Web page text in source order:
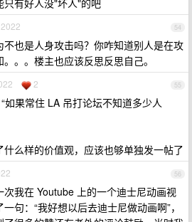
有好人没"坏人"的吧
54
也是人身攻击吗？你咋知道别人是在攻
。。楼主也应该反思反思自己。
55
2
如果常住 LA 吊打论坛不知道多少人
么样的价值观，应该也够单独发一帖了
56
次我在 Youtube 上的一个迪士尼动画视
句：“我好想以后去迪士尼做动画啊”，